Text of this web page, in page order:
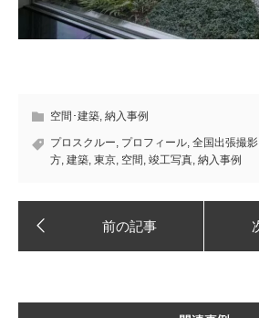
空間･建築 納入事例
プロスクルー プロフィール 全国出張撮影
方 建築 東京 空間 竣工写真 納入事例